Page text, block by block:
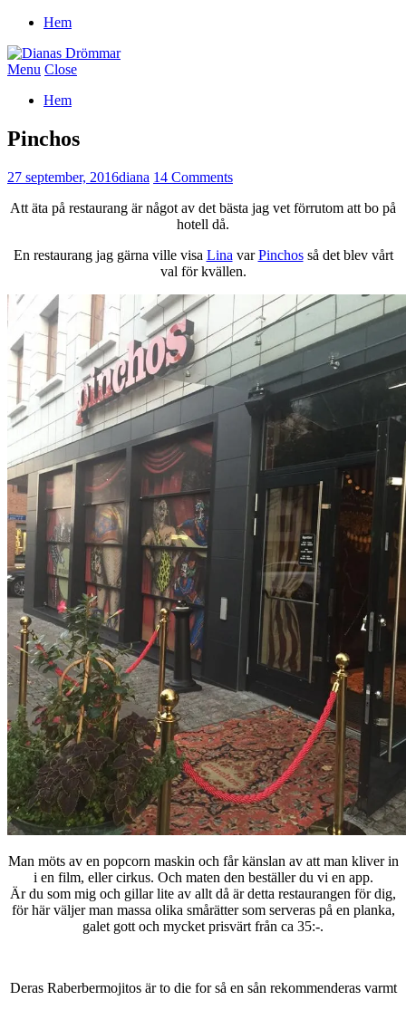
Hem
Menu Close
Hem
Pinchos
27 september, 2016diana 14 Comments
Att äta på restaurang är något av det bästa jag vet förrutom att bo på
hotell då.
En restaurang jag gärna ville visa Lina varPinchosså det blev vårt
val för kvällen.
Man möts av en popcorn maskin och får känslan av att man kliver in
i en film, eller cirkus. Och maten den beställer du vi en app.
Är du som mig och gillar lite av allt då är detta restaurangen för dig,
för här väljer man massa olika smårätter som serveras på en planka,
galet gott och mycket prisvärt från ca 35:-.
Deras Raberbermojitos är to die for så en sån rekommenderas varmt